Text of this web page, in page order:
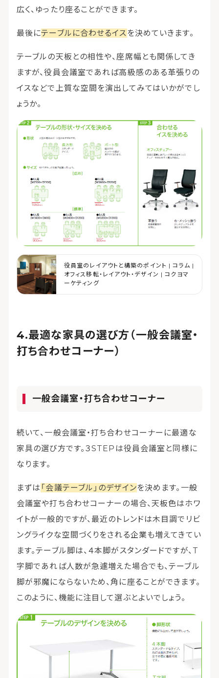
広く、ゆったり座ることができます。
最後にテーブルに合わせるイス を決めていきます。
テーブルの天板との相性や、座席幅とも関係してき
ますが、役員会議室であれば高級感のある革張りの
イスなどで上質な空間を演出してみてはいかがでし
ょうか。
役員室のレイアウトと構築のポイント | コラム |
オフィス移転・レイアウト・デザイン | コクヨマ
ーケティング
最適な家具の選び方（一般会議室・
打ち合わせコーナー）
一般会議室・打ち合わせコーナー
続いて、一般会議室・打ち合わせコーナーに最適な
家具の選び方です。３STEPは役員会議室と同様に
なります。
まずは 「会議テーブル」のデザインを決めます。一般
会議室や打ち合わせコーナーの場合、天板色はホワ
イトが一般的ですが、最近のトレンドは木目調でリビ
ングライクな空間づくりをされる企業も増えてきてい
ます。テーブル脚は、４本脚がスタンダードですが、T
字脚であれば人数が急遽増えた場合でも、テーブル
脚が邪魔にならないため、角に座ることができます。
このように、機能に注目して選ぶとよいでしょう。